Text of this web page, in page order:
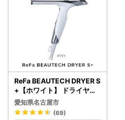
ReFa BEAUTECH DRYER S
+【ホワイト】 ドライヤー
美容 家電 ドライヤー リフ
ァ
愛知県名古屋市
(69)